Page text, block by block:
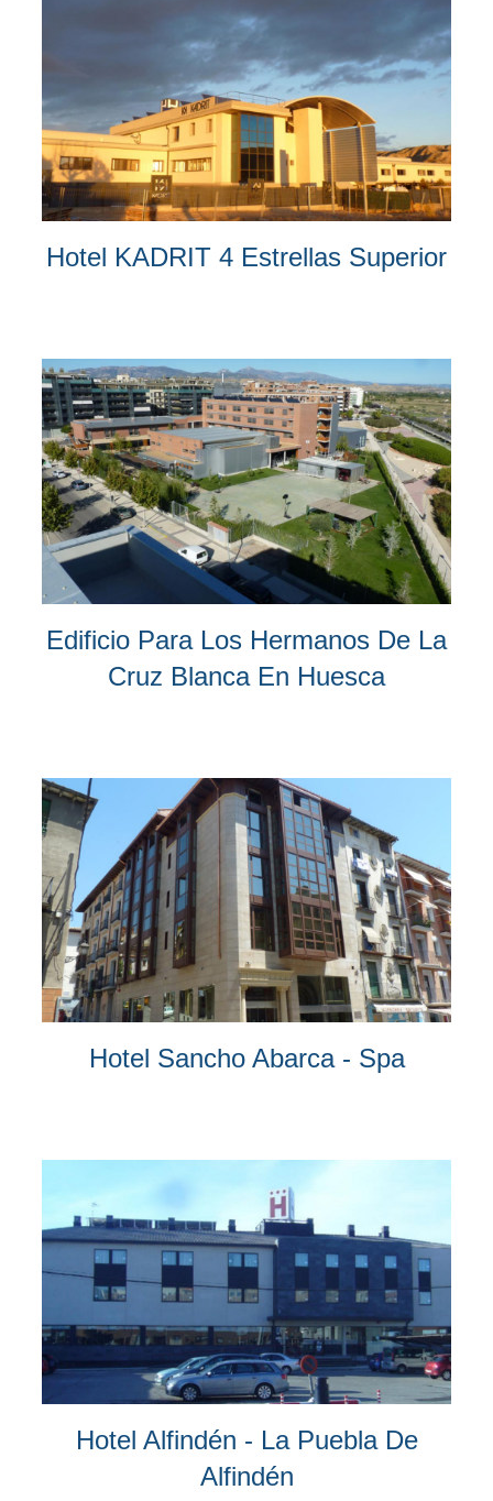
Hotel KADRIT 4 Estrellas Superior
Edificio Para Los Hermanos De La
Cruz Blanca En Huesca
Hotel Sancho Abarca - Spa
Hotel Alfindén - La Puebla De
Alfindén